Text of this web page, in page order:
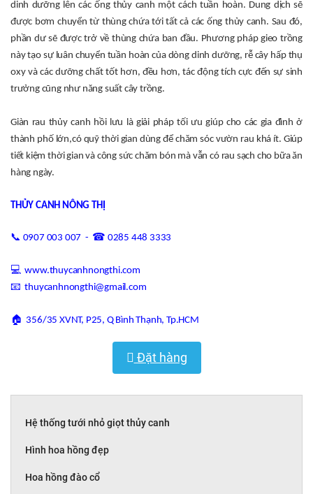
dinh dưỡng lên các ống thủy canh một cách tuần hoàn. Dung dịch sẽ
được bơm chuyển từ thùng chứa tới tất cả các ống thủy canh. Sau đó,
phần dư sẽ được trở về thùng chứa ban đầu. Phương pháp gieo trồng
này tạo sự luân chuyển tuần hoàn của dòng dinh dưỡng, rễ cây hấp thụ
oxy và các dưỡng chất tốt hơn, đều hơn, tác động tích cực đến sự sinh
trưởng cũng như năng suất cây trồng.
Giàn rau thủy canh hồi lưu là giải pháp tối ưu giúp cho các gia đình ở
thành phố lớn,có quỹ thời gian dùng để chăm sóc vườn rau khá ít. Giúp
tiết kiệm thời gian và công sức chăm bón mà vẫn có rau sạch cho bữa ăn
hàng ngày.
THỦY CANH NÔNG THỊ
📞 0907 003 007 - ☎ 0285 448 3333
💻www.thuycanhnongthi.com
📧 thuycanhnongthi@gmail.com
🏠 356/35 XVNT, P25, Q Bình Thạnh, Tp.HCM
Đặt hàng
Hệ thống tưới nhỏ giọt thủy canh
Hình hoa hồng đẹp
Hoa hồng đào cổ